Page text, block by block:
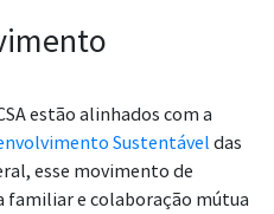
estão alinhados com a
Sustentáveldas
esse movimento de
e colaboração mútua